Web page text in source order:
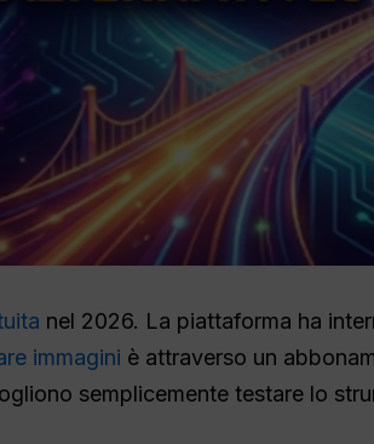
nel 2026. La piattaforma ha
immagini è attraverso un
semplicemente testare lo